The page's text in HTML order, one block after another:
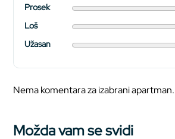
Prosek
Loš
Užasan
Nema komentara za izabrani apartman.
Možda vam se svidi